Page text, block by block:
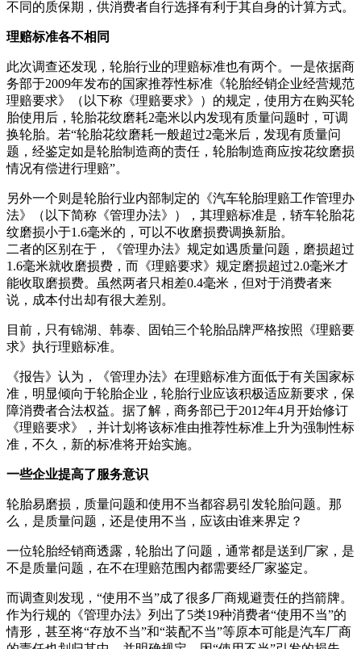
不同的质保期，供消费者自行选择有利于其自身的计算方式。
理赔标准各不相同
此次调查还发现，轮胎行业的理赔标准也有两个。一是依据商
务部于2009年发布的国家推荐性标准《轮胎经销企业经营规范
理赔要求》（以下称《理赔要求》）的规定，使用方在购买轮
胎使用后，轮胎花纹磨耗2毫米以内发现有质量问题时，可调
换轮胎。若“轮胎花纹磨耗一般超过2毫米后，发现有质量问
题，经鉴定如是轮胎制造商的责任，轮胎制造商应按花纹磨损
情况有偿进行理赔”。
另外一个则是轮胎行业内部制定的《汽车轮胎理赔工作管理办
法》（以下简称《管理办法》），其理赔标准是，轿车轮胎花
纹磨损小于1.6毫米的，可以不收磨损费调换新胎。
二者的区别在于，《管理办法》规定如遇质量问题，磨损超过
1.6毫米就收磨损费，而《理赔要求》规定磨损超过2.0毫米才
能收取磨损费。虽然两者只相差0.4毫米，但对于消费者来
说，成本付出却有很大差别。
目前，只有锦湖、韩泰、固铂三个轮胎品牌严格按照《理赔要
求》执行理赔标准。
《报告》认为，《管理办法》在理赔标准方面低于有关国家标
准，明显倾向于轮胎企业，轮胎行业应该积极适应新要求，保
障消费者合法权益。据了解，商务部已于2012年4月开始修订
《理赔要求》，并计划将该标准由推荐性标准上升为强制性标
准，不久，新的标准将开始实施。
一些企业提高了服务意识
轮胎易磨损，质量问题和使用不当都容易引发轮胎问题。那
么，是质量问题，还是使用不当，应该由谁来界定？
一位轮胎经销商透露，轮胎出了问题，通常都是送到厂家，是
不是质量问题，在不在理赔范围内都需要经厂家鉴定。
而调查则发现，“使用不当”成了很多厂商规避责任的挡箭牌。
作为行规的《管理办法》列出了5类19种消费者“使用不当”的
情形，甚至将“存放不当”和“装配不当”等原本可能是汽车厂商